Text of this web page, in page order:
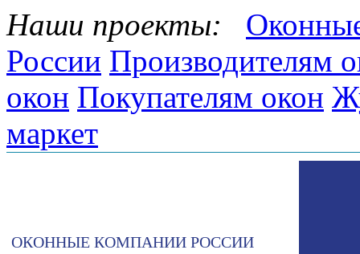
Наши проекты:
России Производителям
окон Покупателям окон
маркет
ОКОННЫЕ КОМПАНИИ РОССИИ